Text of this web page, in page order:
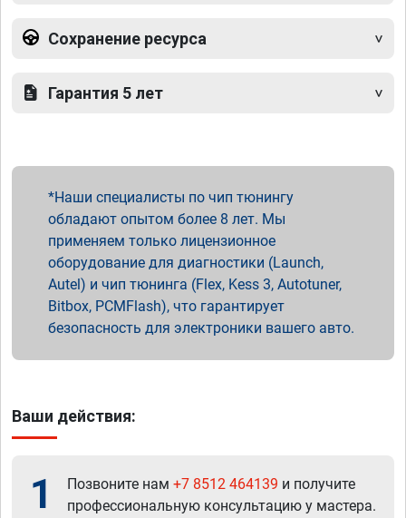
Сохранение ресурса
Гарантия 5 лет
Наши специалисты по чип тюнингу
обладают опытом более 8 лет. Мы
применяем только лицензионное
оборудование для диагностики (Launch,
Autel) и чип тюнинга (Flex, Kess 3, Autotuner,
Bitbox, PCMFlash), что гарантирует
безопасность для электроники вашего авто.
Ваши действия:
1 Позвоните нам +7 8512 464139 и получите
профессиональную консультацию у мастера.